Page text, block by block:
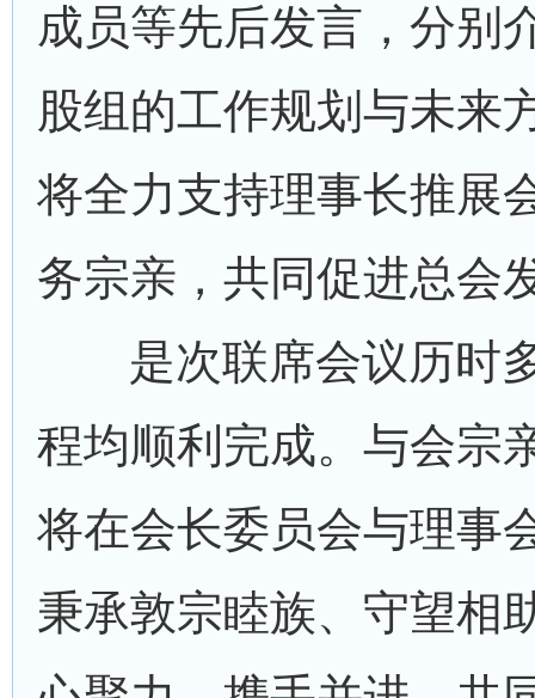
成员等先后发言，分别
股组的工作规划与未来
将全力支持理事长推展
务宗亲，共同促进总会
是次联席会议历时
程均顺利完成。与会宗
将在会长委员会与理事
秉承敦宗睦族、守望相